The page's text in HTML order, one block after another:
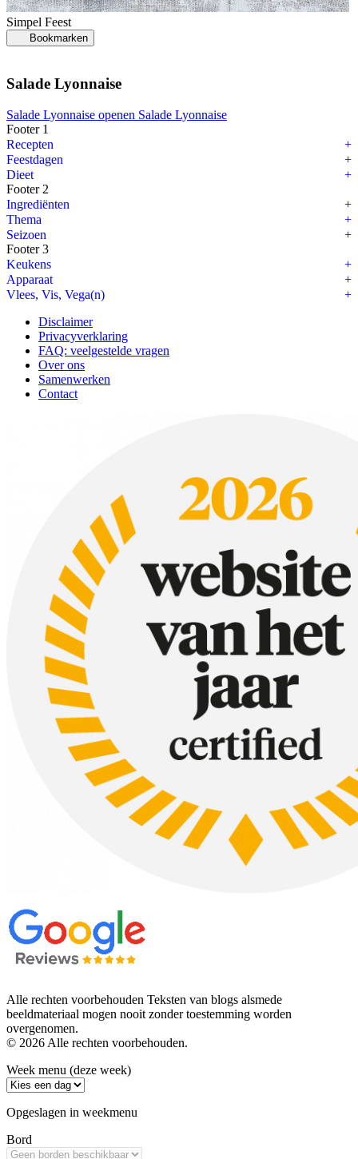
Simpel Feest
Bookmarken
Salade Lyonnaise
Salade Lyonnaise openen Salade Lyonnaise
Footer 1
Recepten
Feestdagen
Dieet
Footer 2
Ingrediënten
Thema
Seizoen
Footer 3
Keukens
Apparaat
Vlees, Vis, Vega(n)
Disclaimer
Privacyverklaring
FAQ: veelgestelde vragen
Over ons
Samenwerken
Contact
Alle rechten voorbehouden Teksten van blogs alsmede
beeldmateriaal mogen nooit zonder toestemming worden
overgenomen.
© 2026 Alle rechten voorbehouden.
Week menu (deze week)
Opgeslagen in weekmenu
Bord